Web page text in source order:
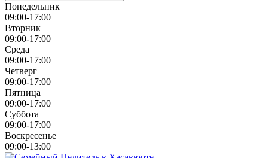
Понедельник
09:00-17:00
Вторник
09:00-17:00
Cреда
09:00-17:00
Четверг
09:00-17:00
Пятница
09:00-17:00
Суббота
09:00-17:00
Воскресенье
09:00-13:00